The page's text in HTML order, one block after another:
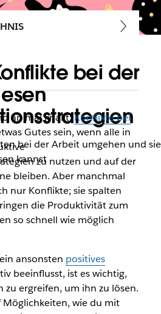
bei der
bei der Arbeit umgehen und sie
kannst
an mal knallt: Konflikte bei
Gutes sein, wenn alle in
zu nutzen und auf der
bleiben. Aber manchmal
nur Konflikte; sie spalten
die Produktivität zum
so schnell wie möglich
ansonsten positives
beeinflusst, ist es wichtig,
zu ergreifen, um ihn zu lösen.
wie du mit